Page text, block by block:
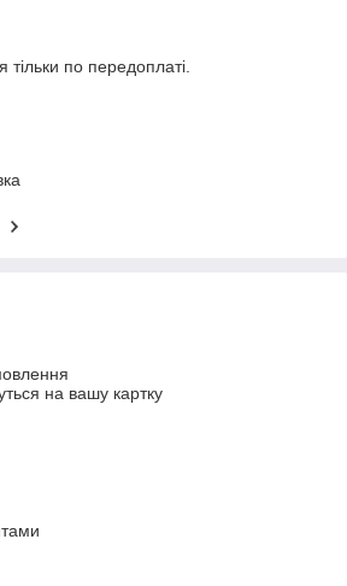
тільки по передоплаті.
на вашу картку